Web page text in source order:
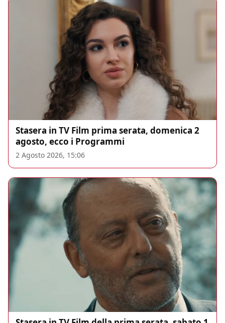
Stasera in TV Film prima serata, domenica 2
agosto, ecco i Programmi
2 Agosto 2026, 15:06